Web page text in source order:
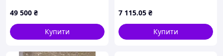
49 500 ₴
Купити
7 115.05 ₴
Купити